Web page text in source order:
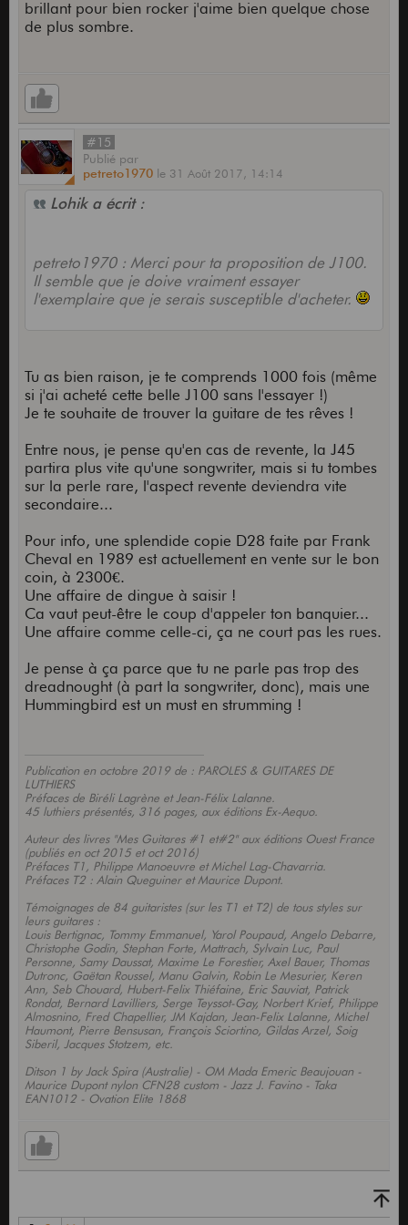
brillant pour bien rocker j'aime bien quelque chose
de plus sombre.
#15
Publié par
petreto1970 le 31 Août 2017, 14:14
Lohik a écrit :
petreto1970 : Merci pour ta proposition de J100.
Il semble que je doive vraiment essayer
l'exemplaire que je serais susceptible d'acheter.
Tu as bien raison, je te comprends 1000 fois (même
si j'ai acheté cette belle J100 sans l'essayer !)
Je te souhaite de trouver la guitare de tes rêves !
Entre nous, je pense qu'en cas de revente, la J45
partira plus vite qu'une songwriter, mais si tu tombes
sur la perle rare, l'aspect revente deviendra vite
secondaire...
Pour info, une splendide copie D28 faite par Frank
Cheval en 1989 est actuellement en vente sur le bon
coin, à 2300€.
Une affaire de dingue à saisir !
Ca vaut peut-être le coup d'appeler ton banquier...
Une affaire comme celle-ci, ça ne court pas les rues.
Je pense à ça parce que tu ne parle pas trop des
dreadnought (à part la songwriter, donc), mais une
Hummingbird est un must en strumming !
Publication en octobre 2019 de : PAROLES & GUITARES DE
LUTHIERS
Préfaces de Biréli Lagrène et Jean-Félix Lalanne.
45 luthiers présentés, 316 pages, aux éditions Ex-Aequo.
Auteur des livres "Mes Guitares #1 et#2" aux éditions Ouest France
(publiés en oct 2015 et oct 2016)
Préfaces T1, Philippe Manoeuvre et Michel Lag-Chavarria.
Préfaces T2 : Alain Queguiner et Maurice Dupont.
Témoignages de 84 guitaristes (sur les T1 et T2) de tous styles sur
leurs guitares :
Louis Bertignac, Tommy Emmanuel, Yarol Poupaud, Angelo Debarre,
Christophe Godin, Stephan Forte, Mattrach, Sylvain Luc, Paul
Personne, Samy Daussat, Maxime Le Forestier, Axel Bauer, Thomas
Dutronc, Gaëtan Roussel, Manu Galvin, Robin Le Mesurier, Keren
Ann, Seb Chouard, Hubert-Felix Thiéfaine, Eric Sauviat, Patrick
Rondat, Bernard Lavilliers, Serge Teyssot-Gay, Norbert Krief, Philippe
Almosnino, Fred Chapellier, JM Kajdan, Jean-Felix Lalanne, Michel
Haumont, Pierre Bensusan, François Sciortino, Gildas Arzel, Soig
Siberil, Jacques Stotzem, etc.
Ditson 1 by Jack Spira (Australie) - OM Mada Emeric Beaujouan -
Maurice Dupont nylon CFN28 custom - Jazz J. Favino - Taka
EAN1012 - Ovation Elite 1868